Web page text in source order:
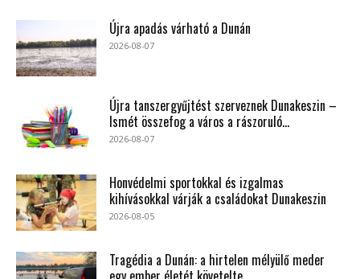
Újra apadás várható a Dunán
2026-08-07
Újra tanszergyűjtést szerveznek Dunakeszin –
Ismét összefog a város a rászoruló...
2026-08-07
Honvédelmi sportokkal és izgalmas
kihívásokkal várják a családokat Dunakeszin
2026-08-05
Tragédia a Dunán: a hirtelen mélyülő meder